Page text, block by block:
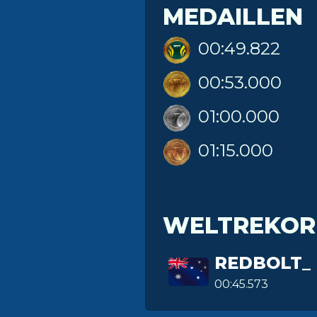
MEDAILLEN
00:49.822
00:53.000
01:00.000
01:15.000
REDBOLT_
00:45.573